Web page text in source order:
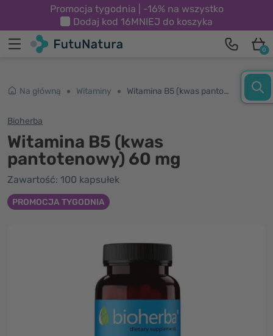
Promocja tygodnia | -16% na wszystko
Dodaj kod 16MNIEJ do koszyka
0
Na główną Witaminy Witamina B5 (kwas pantotenowy) 60 mg
Bioherba
Witamina B5 (kwas
pantotenowy) 60 mg
Zawartość: 100 kapsułek
PROMOCJA TYGODNIA